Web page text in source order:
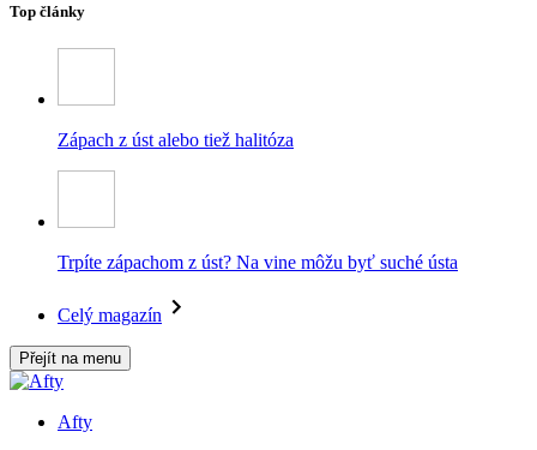
Top články
Zápach z úst alebo tiež halitóza
Trpíte zápachom z úst? Na vine môžu byť suché ústa
Celý magazín
Přejít na menu
Afty